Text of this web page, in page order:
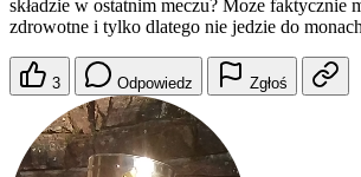
składzie w ostatnim meczu? Moze faktycznie
zdrowotne i tylko dlatego nie jedzie do
3 Odpowiedz Zgłoś